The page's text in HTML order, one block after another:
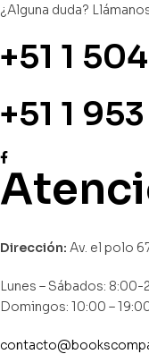
¿Alguna duda?
+51 1
+51 1
Dirección: Av. el polo
Lunes – Sábados: 8:00-
Domingos: 10:00 –